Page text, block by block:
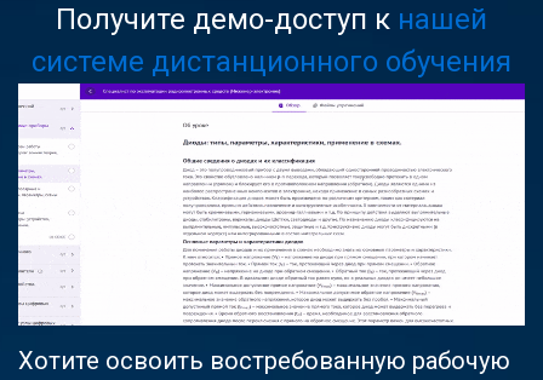
Получите демо-доступ к нашей
системе дистанционного обучения
Хотите освоить востребованную рабочую